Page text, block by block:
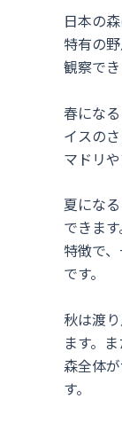
日本の
特有の
観察で
春にな
イスの
マドリ
夏にな
できま
特徴で
です。
秋は渡
ます。
森全体
す。